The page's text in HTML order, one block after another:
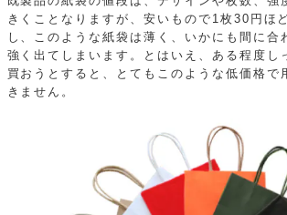
きくことなりますが、安いもので1枚30円ほ
し、このような紙袋は薄く、いかにも間に合
強く出てしまいます。とはいえ、ある程度し
買おうとすると、とてもこのような低価格で
きません。